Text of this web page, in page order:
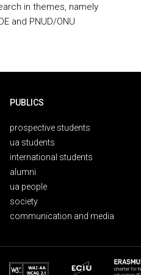
in themes, namely
and PNUD/ONU
PUBLICS
prospective students
ua students
international students
alumni
ua people
society
communication and media